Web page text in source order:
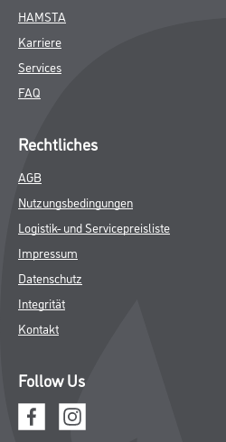
HAMSTA
Karriere
Services
FAQ
Rechtliches
AGB
Nutzungsbedingungen
Logistik- und Servicepreisliste
Impressum
Datenschutz
Integrität
Kontakt
Follow Us